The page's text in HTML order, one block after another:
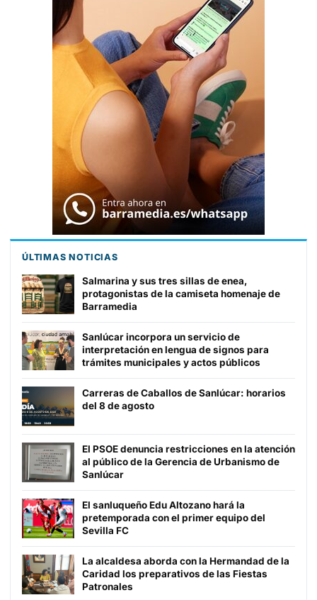
ÚLTIMAS NOTICIAS
Salmarina y sus tres sillas de enea,
protagonistas de la camiseta homenaje de
Barramedia
Sanlúcar incorpora un servicio de
interpretación en lengua de signos para
trámites municipales y actos públicos
Carreras de Caballos de Sanlúcar: horarios
del 8 de agosto
El PSOE denuncia restricciones en la atención
al público de la Gerencia de Urbanismo de
Sanlúcar
El sanluqueño Edu Altozano hará la
pretemporada con el primer equipo del
Sevilla FC
La alcaldesa aborda con la Hermandad de la
Caridad los preparativos de las Fiestas
Patronales